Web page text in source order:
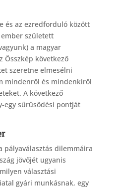
és az ezredforduló között
született
a magyar
Összkép következő
szeretne elmesélni
mindenről és mindenkiről
A következő
egy sűrűsödési pontját
pályaválasztás dilemmáira
jövőjét ugyanis
választási
gyári munkásnak, egy